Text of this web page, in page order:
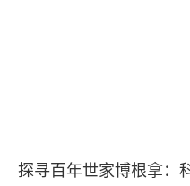
探寻百年世家博根拿：